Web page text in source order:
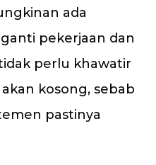
ada
pekerjaan dan
perlu khawatir
kosong, sebab
pastinya